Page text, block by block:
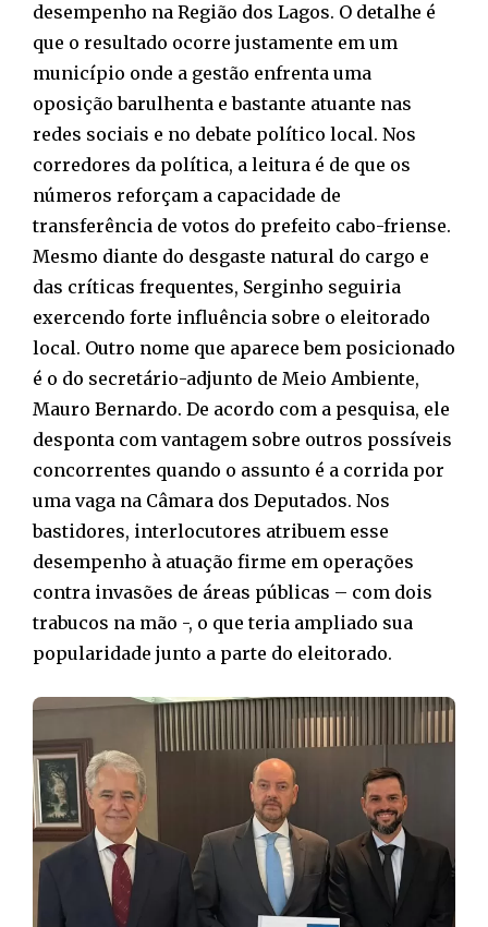
desempenho na Região dos Lagos. O detalhe é
que o resultado ocorre justamente em um
município onde a gestão enfrenta uma
oposição barulhenta e bastante atuante nas
redes sociais e no debate político local. Nos
corredores da política, a leitura é de que os
números reforçam a capacidade de
transferência de votos do prefeito cabo-friense.
Mesmo diante do desgaste natural do cargo e
das críticas frequentes, Serginho seguiria
exercendo forte influência sobre o eleitorado
local. Outro nome que aparece bem posicionado
é o do secretário-adjunto de Meio Ambiente,
Mauro Bernardo. De acordo com a pesquisa, ele
desponta com vantagem sobre outros possíveis
concorrentes quando o assunto é a corrida por
uma vaga na Câmara dos Deputados. Nos
bastidores, interlocutores atribuem esse
desempenho à atuação firme em operações
contra invasões de áreas públicas – com dois
trabucos na mão -, o que teria ampliado sua
popularidade junto a parte do eleitorado.